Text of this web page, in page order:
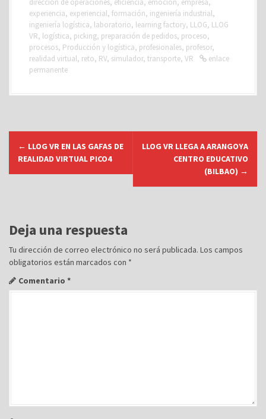
experiencia, experiencial, formación, ingeniería industrial,
ingeniería logística, laboratorio, learning factory, LLOG, LLOG
VR, logística, picking, preparación de pedidos, proceso,
procesos, Producción y logística, profesionales, profesor,
realidad virtual, reto, RV, simulador, transporte, VR
enlace
permanente
v
a
c
i
ó
n
a
← LLOG VR EN LAS GAFAS DE
REALIDAD VIRTUAL PICO4
LLOG VR LLEGA A ARANGOYA
CENTRO EDUCATIVO
(BILBAO) →
Deja una respuesta
Tu dirección de correo electrónico no será publicada. Los campos
obligatorios están marcados con *
Comentario *